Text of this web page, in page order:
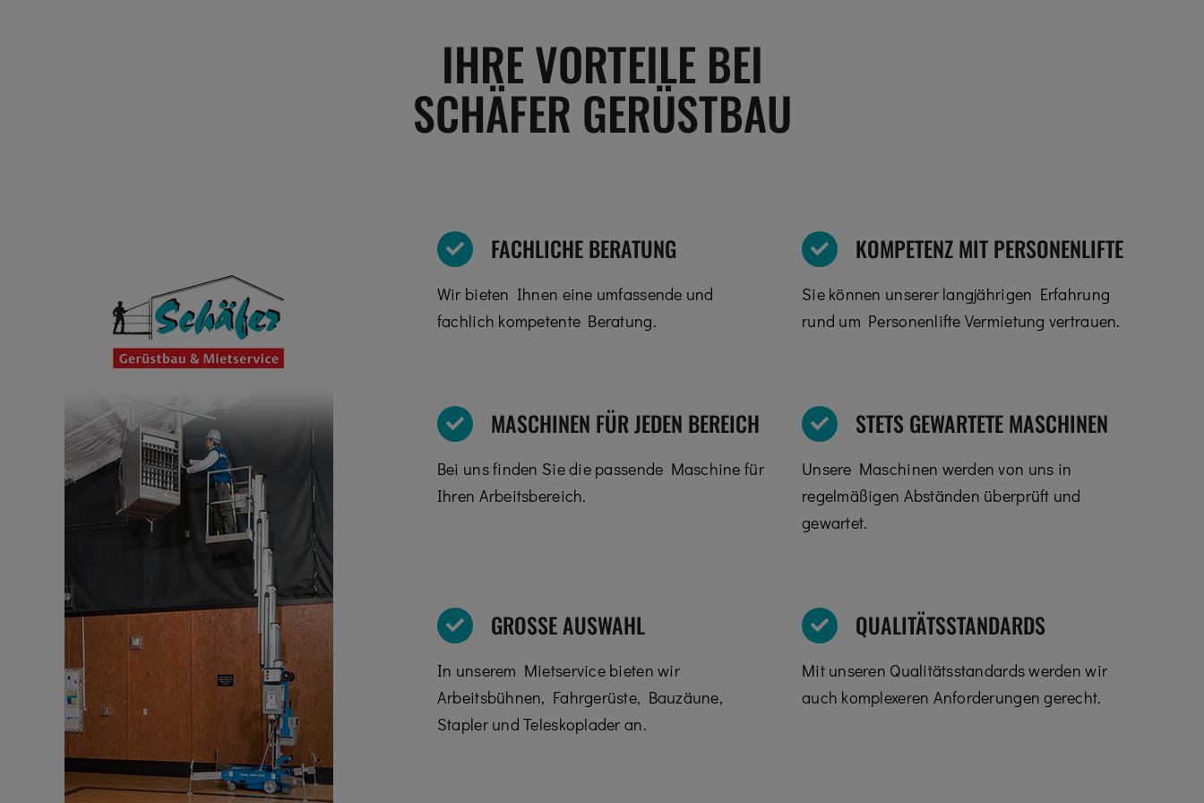
IHRE VORTEILE BEI
SCHÄFER GERÜSTBAU
FACHLICHE BERATUNG
Wir bieten Ihnen eine umfassende und
fachlich kompetente Beratung.
KOMPETENZ MIT PERSONENLIFTE
Sie können unserer langjährigen Erfahrung
rund um Personenlifte Vermietung vertrauen.
MASCHINEN FÜR JEDEN BEREICH
Bei uns finden Sie die passende Maschine für
Ihren Arbeitsbereich.
STETS GEWARTETE MASCHINEN
Unsere Maschinen werden von uns in
regelmäßigen Abständen überprüft und
gewartet.
GROSSE AUSWAHL
In unserem Mietservice bieten wir
Arbeitsbühnen, Fahrgerüste, Bauzäune,
Stapler und Teleskoplader an.
QUALITÄTSSTANDARDS
Mit unseren Qualitätsstandards werden wir
auch komplexeren Anforderungen gerecht.